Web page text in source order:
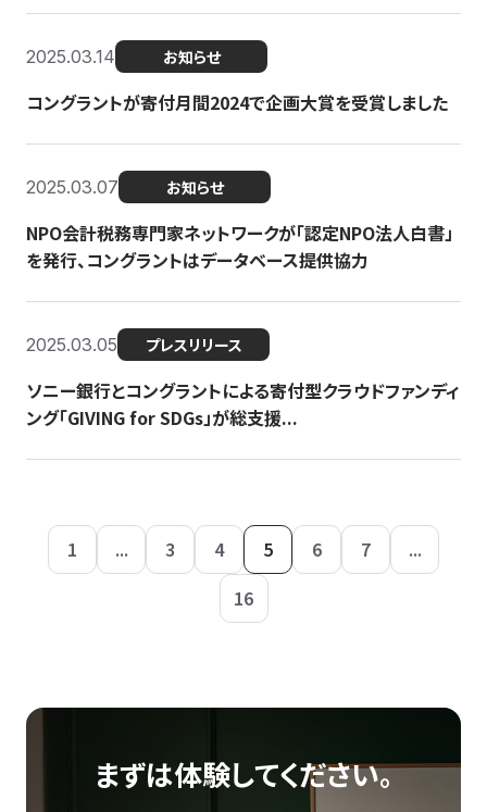
2025.03.14 お知らせ
コングラントが寄付月間2024で企画大賞を受賞しました
2025.03.07 お知らせ
NPO会計税務専門家ネットワークが「認定NPO法人白書」
を発行、コングラントはデータベース提供協力
2025.03.05 プレスリリース
ソニー銀行とコングラントによる寄付型クラウドファンディ
ング「GIVING for SDGs」が総支援...
1 ... 3 4 5 6 7
...
16
まずは体験してください。